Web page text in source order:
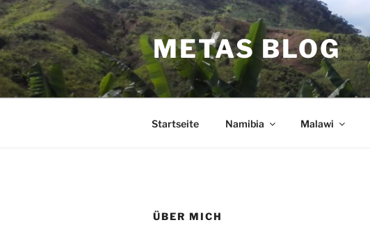
Zum
Inhalt
springen
METAS BLOG
Startseite Namibia Malawi
ÜBER MICH